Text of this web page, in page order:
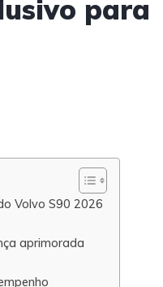
para
Volvo S90 2026
aprimorada